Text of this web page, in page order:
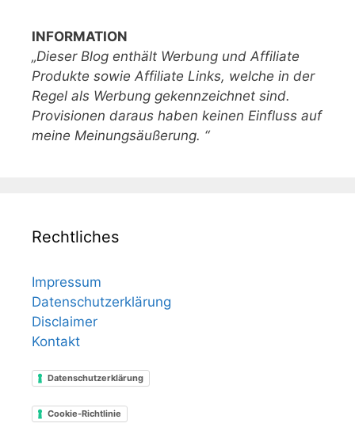
INFORMATION
„Dieser Blog enthält Werbung und Affiliate
Produkte sowie Affiliate Links, welche in der
Regel als Werbung gekennzeichnet sind.
Provisionen daraus haben keinen Einfluss auf
meine Meinungsäußerung. “
Rechtliches
Impressum
Datenschutzerklärung
Disclaimer
Kontakt
Datenschutzerklärung
Cookie-Richtlinie